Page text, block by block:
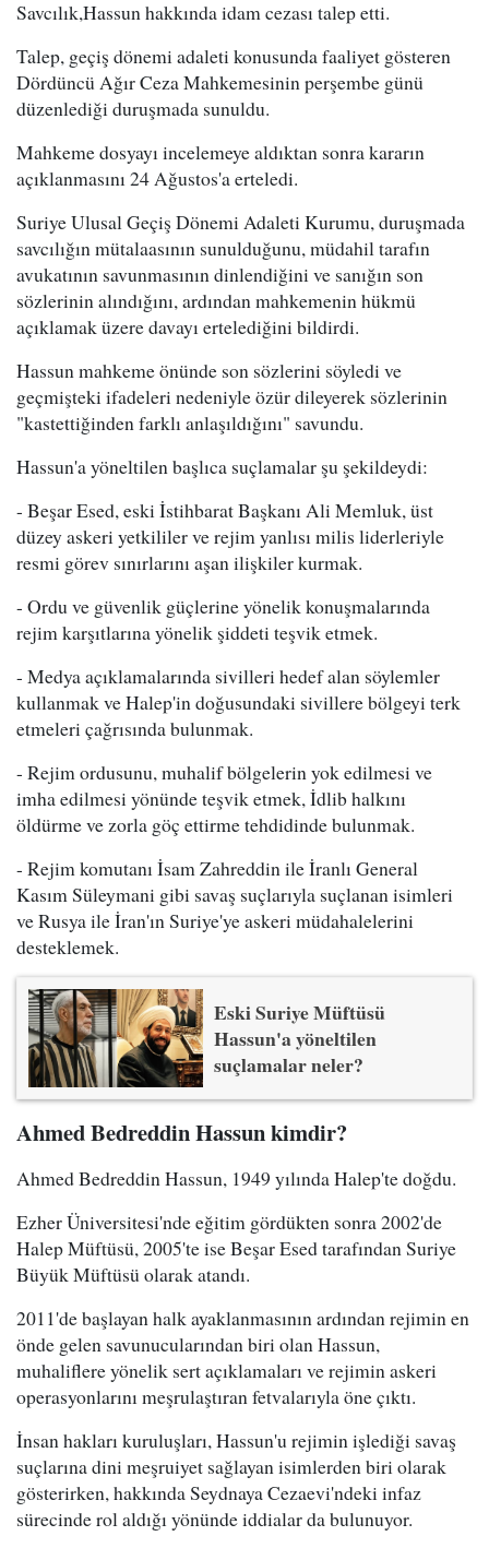
Savcılık,Hassun hakkında idam cezası talep etti.
Talep, geçiş dönemi adaleti konusunda faaliyet gösteren
Dördüncü Ağır Ceza Mahkemesinin perşembe günü
düzenlediği duruşmada sunuldu.
Mahkeme dosyayı incelemeye aldıktan sonra kararın
açıklanmasını 24 Ağustos'a erteledi.
Suriye Ulusal Geçiş Dönemi Adaleti Kurumu, duruşmada
savcılığın mütalaasının sunulduğunu, müdahil tarafın
avukatının savunmasının dinlendiğini ve sanığın son
sözlerinin alındığını, ardından mahkemenin hükmü
açıklamak üzere davayı ertelediğini bildirdi.
Hassun mahkeme önünde son sözlerini söyledi ve
geçmişteki ifadeleri nedeniyle özür dileyerek sözlerinin
"kastettiğinden farklı anlaşıldığını" savundu.
Hassun'a yöneltilen başlıca suçlamalar şu şekildeydi:
- Beşar Esed, eski İstihbarat Başkanı Ali Memluk, üst
düzey askeri yetkililer ve rejim yanlısı milis liderleriyle
resmi görev sınırlarını aşan ilişkiler kurmak.
- Ordu ve güvenlik güçlerine yönelik konuşmalarında
rejim karşıtlarına yönelik şiddeti teşvik etmek.
- Medya açıklamalarında sivilleri hedef alan söylemler
kullanmak ve Halep'in doğusundaki sivillere bölgeyi terk
etmeleri çağrısında bulunmak.
- Rejim ordusunu, muhalif bölgelerin yok edilmesi ve
imha edilmesi yönünde teşvik etmek, İdlib halkını
öldürme ve zorla göç ettirme tehdidinde bulunmak.
- Rejim komutanı İsam Zahreddin ile İranlı General
Kasım Süleymani gibi savaş suçlarıyla suçlanan isimleri
ve Rusya ile İran'ın Suriye'ye askeri müdahalelerini
desteklemek.
Eski Suriye Müftüsü
Hassun'a yöneltilen
suçlamalar neler?
Ahmed Bedreddin Hassun kimdir?
Ahmed Bedreddin Hassun, 1949 yılında Halep'te doğdu.
Ezher Üniversitesi'nde eğitim gördükten sonra 2002'de
Halep Müftüsü, 2005'te ise Beşar Esed tarafından Suriye
Büyük Müftüsü olarak atandı.
2011'de başlayan halk ayaklanmasının ardından rejimin en
önde gelen savunucularından biri olan Hassun,
muhaliflere yönelik sert açıklamaları ve rejimin askeri
operasyonlarını meşrulaştıran fetvalarıyla öne çıktı.
İnsan hakları kuruluşları, Hassun'u rejimin işlediği savaş
suçlarına dini meşruiyet sağlayan isimlerden biri olarak
gösterirken, hakkında Seydnaya Cezaevi'ndeki infaz
sürecinde rol aldığı yönünde iddialar da bulunuyor.